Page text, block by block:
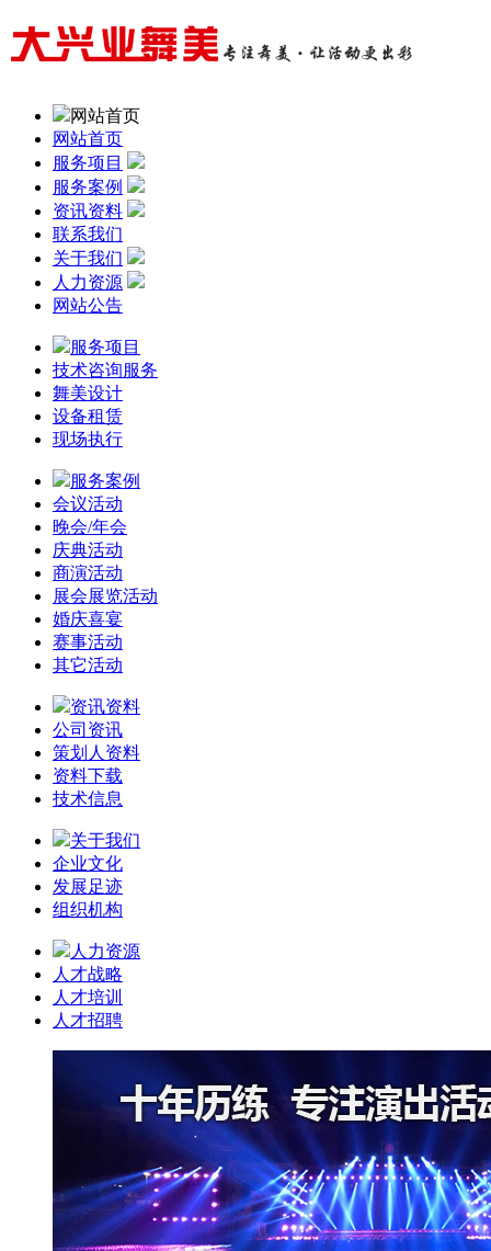
网站首页
网站首页
服务项目
服务案例
资讯资料
联系我们
关于我们
人力资源
网站公告
服务项目
技术咨询服务
舞美设计
设备租赁
现场执行
服务案例
会议活动
晚会/年会
庆典活动
商演活动
展会展览活动
婚庆喜宴
赛事活动
其它活动
资讯资料
公司资讯
策划人资料
资料下载
技术信息
关于我们
企业文化
发展足迹
组织机构
人力资源
人才战略
人才培训
人才招聘